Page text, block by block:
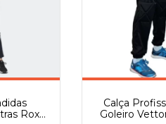
Roxo
Calça
Goleiro